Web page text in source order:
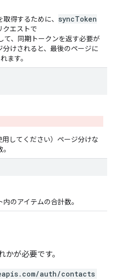
得するために、 syncToken
クエストで
て、同期トークンを返す必要が
けされると、最後のページに
ます。
用してください）ページ分けな
のアイテムの合計数。
かが必要です。
auth/contacts